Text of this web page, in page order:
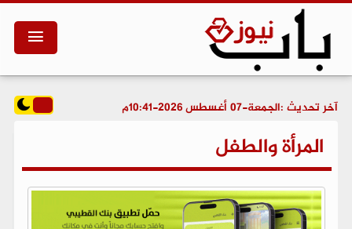
آخر تحديث :الجمعة-07 أغسطس 2026-10:41م
المرأة والطفل